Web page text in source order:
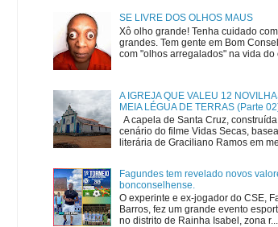
SE LIVRE DOS OLHOS MAUS
Xô olho grande! Tenha cuidado
grandes. Tem gente em Bom
com "olhos arregalados" na vida do
A IGREJA QUE VALEU 12
MEIA LÉGUA DE TERRAS (Parte
A capela de Santa Cruz,
cenário do filme Vidas Secas,
literária de Graciliano Ramos em
Fagundes tem revelado novos
bonconselhense.
O experinte e ex-jogador do CSE,
Barros, fez um grande evento
no distrito de Rainha Isabel, zona r...